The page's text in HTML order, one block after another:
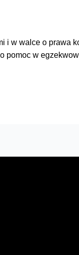
i w walce o prawa
pomoc w